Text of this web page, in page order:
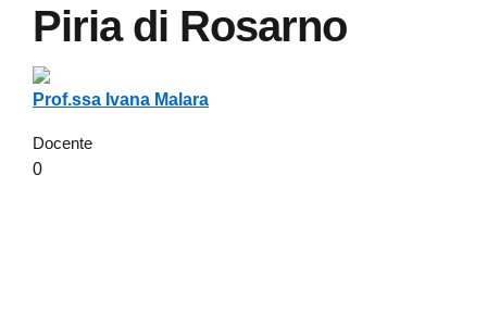
Piria di Rosarno
Prof.ssa Ivana Malara
Docente
0